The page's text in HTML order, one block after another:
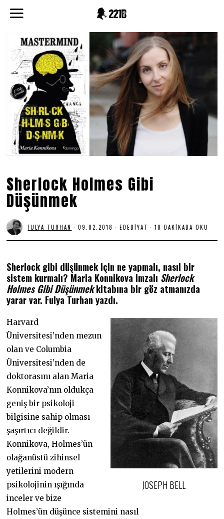
Sherlock Holmes Gibi
Düşünmek
FULYA TURHAN 09.02.2018 2
.
.
2
0
2
0
EDEBIYAT 10 DAKIKADA OKU
Sherlock gibi düşünmek için ne yapmalı, nasıl bir
sistem kurmalı? Maria Konnikova imzalı Sherlock
Holmes Gibi Düşünmekkitabına bir göz atmanızda
yarar var. Fulya Turhan yazdı.
JOSEPH BELL
Harvard
Üniversitesi’nden mezun
olan ve Columbia
Üniversitesi’nden de
doktorasını alan Maria
Konnikova’nın oldukça
geniş bir psikoloji
bilgisine sahip olması
şaşırtıcı değildir.
Konnikova, Holmes’ün
olağanüstü zihinsel
yetilerini modern
psikolojinin ışığında
inceler ve bize
Holmes’ün düşünce sistemini nasıl